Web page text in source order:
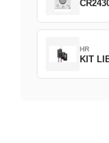
HR
KIT